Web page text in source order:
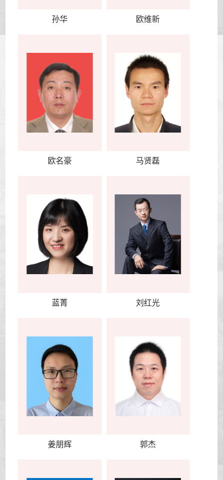
孙华 欧维新
欧名豪 马贤磊
蓝菁 刘红光
姜朋辉 郭杰